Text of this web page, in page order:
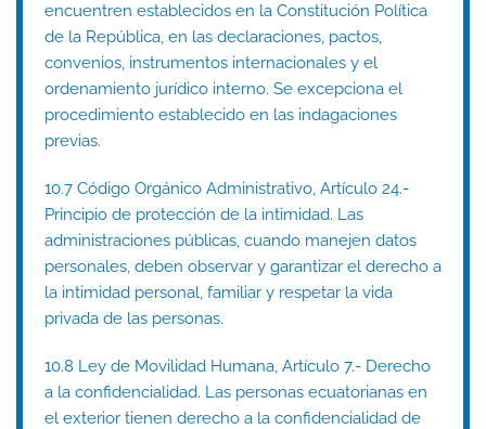
encuentren establecidos en la Constitución Política
de la República, en las declaraciones, pactos,
convenios, instrumentos internacionales y el
ordenamiento jurídico interno. Se excepciona el
procedimiento establecido en las indagaciones
previas.
10.7 Código Orgánico Administrativo, Artículo 24.-
Principio de protección de la intimidad. Las
administraciones públicas, cuando manejen datos
personales, deben observar y garantizar el derecho a
la intimidad personal, familiar y respetar la vida
privada de las personas.
10.8 Ley de Movilidad Humana, Artículo 7.- Derecho
a la confidencialidad. Las personas ecuatorianas en
el exterior tienen derecho a la confidencialidad de